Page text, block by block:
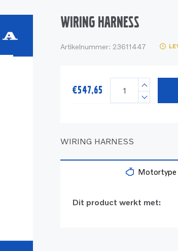
WIRING HARNESS
Artikelnummer: 23611447
€547,65
WIRING HARNESS
Motortype
Dit product werkt met: